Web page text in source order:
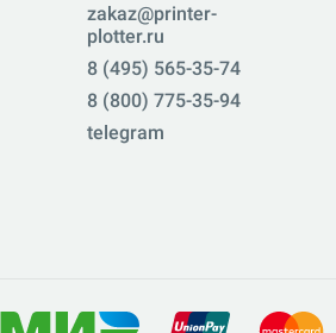
zakaz@printer-
plotter.ru
8 (495) 565-35-74
8 (800) 775-35-94
telegram